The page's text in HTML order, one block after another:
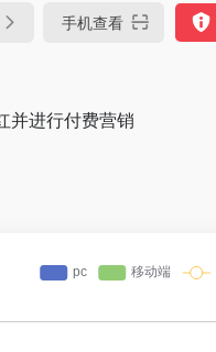
手机查看
并进行付费营销